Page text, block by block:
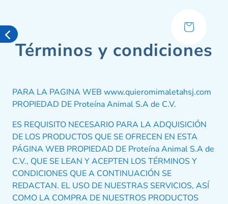
al contenido
Carrito
Términos y condiciones
PARA LA PAGINA WEB www.quieromimaletahsj.com
PROPIEDAD DE Proteína Animal S.A de C.V.
ES REQUISITO NECESARIO PARA LA ADQUISICIÓN
DE LOS PRODUCTOS QUE SE OFRECEN EN ESTA
PÁGINA WEB PROPIEDAD DE Proteína Animal S.A de
C.V., QUE SE LEAN Y ACEPTEN LOS TÉRMINOS Y
CONDICIONES QUE A CONTINUACIÓN SE
REDACTAN. EL USO DE NUESTRAS SERVICIOS, ASÍ
COMO LA COMPRA DE NUESTROS PRODUCTOS